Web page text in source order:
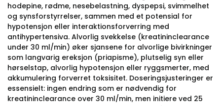
hodepine, rødme, nesebelastning, dyspepsi, svimmelhet
og synsforstyrrelser, sammen med et potensial for
hypotensjon eller interaktionsforverring med
antihypertensiva. Alvorlig svekkelse (kreatininclearance
under 30 ml/min) øker sjansene for alvorlige bivirkninger
som langvarig ereksjon (priapisme), plutselig syn eller
hørselstap, alvorlig hypotensjon eller ryggsmerter, med
akkumulering forverret toksisitet. Doseringsjusteringer er
essensielt: ingen endring som er nødvendig for
kreatininclearance over 30 ml/min, men initiere ved 25